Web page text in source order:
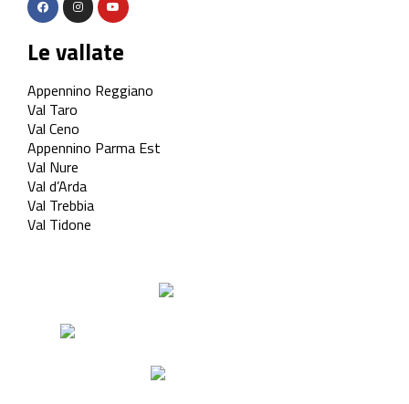
Le vallate
Appennino Reggiano
Val Taro
Val Ceno
Appennino Parma Est
Val Nure
Val d’Arda
Val Trebbia
Val Tidone